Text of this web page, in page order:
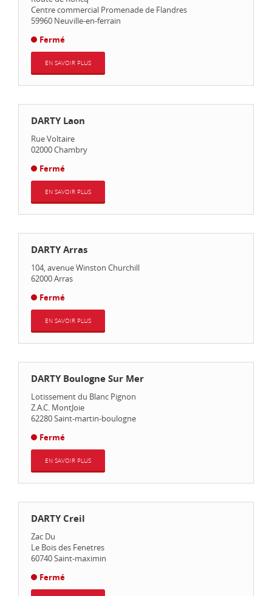
Centre commercial Promenade de Flandres
59960 Neuville-en-ferrain
Fermé
EN SAVOIR PLUS
DARTY Laon
Rue Voltaire
02000Chambry
Fermé
EN SAVOIR PLUS
DARTY Arras
104, avenue Winston Churchill
62000Arras
Fermé
EN SAVOIR PLUS
DARTY Boulogne Sur Mer
Lotissement du Blanc Pignon
Z.A.C. MontJoie
62280Saint-martin-boulogne
Fermé
EN SAVOIR PLUS
DARTY Creil
Zac Du
Le Bois des Fenetres
60740Saint-maximin
Fermé